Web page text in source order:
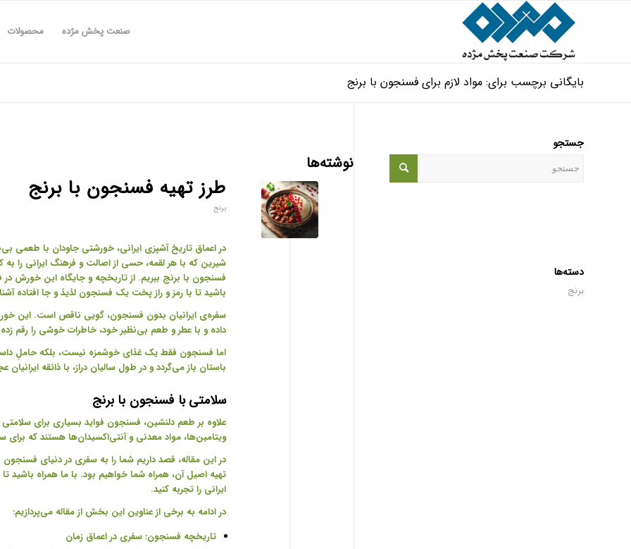
صنعت پخش مژده محصولات
بایگانی برچسب برای: مواد لازم برای فسنجون با برنج
نوشته‌ها
طرز تهیه فسنجون با برنج
برنج
در اعماق تاریخ آشپزی ایرانی، خورشتی جاودان با
شیرین که با هر لقمه، حسی از اصالت و فرهنگ ایرانی را به
فسنجون با برنج ببریم. از تاریخچه و جایگاه این خورش در
باشید تا با رمز و راز پخت یک فسنجون لذیذ و جا افتاده
سفره‌ی ایرانیان بدون فسنجون، گویی ناقص است. این
داده و با عطر و طعم بی‌نظیر خود، خاطرات خوشی را رقم
اما فسنجون فقط یک غذای خوشمزه نیست، بلکه حاملِ
باستان باز می‌گردد و در طول سالیان دراز، با ذائقه
سلامتی با فسنجون با برنج
علاوه بر طعم دلنشین، فسنجون فواید بسیاری برای سلامتی
ویتامین‌ها، مواد معدنی و آنتی‌اکسیدان‌ها هستند که برای
در این مقاله، قصد داریم شما را به سفری در دنیای
تهیه اصیل آن، همراه شما خواهیم بود. با ما همراه
ایرانی را تجربه کنید.
در ادامه به برخی از عناوین این بخش از مقاله می‌پردازیم:
تاریخچه فسنجون: سفری در اعماق زمان
جستجو
دسته‌ها
برنج